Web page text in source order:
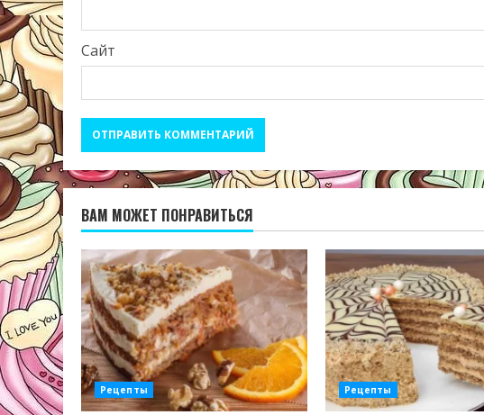
Сайт
ВАМ МОЖЕТ ПОНРАВИТЬСЯ
Рецепты Рецепты